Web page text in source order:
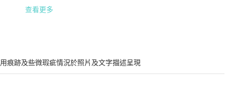
查看更多
痕跡及些微瑕疵情況於照片及文字描述呈現